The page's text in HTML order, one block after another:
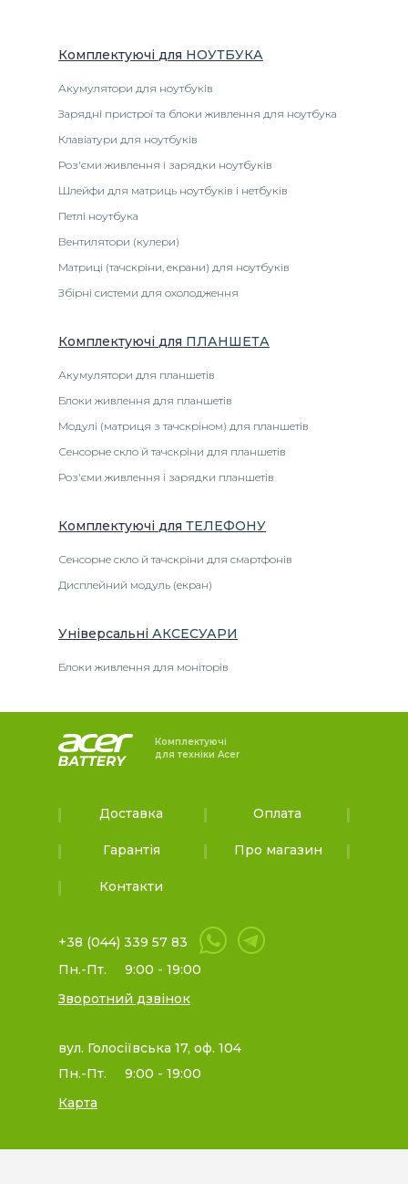
Комплектуючі для НОУТБУКА
Акумулятори для ноутбуків
Зарядні пристрої та блоки живлення для ноутбука
Клавіатури для ноутбуків
Роз'єми живлення і зарядки ноутбуків
Шлейфи для матриць ноутбуків і нетбуків
Петлі ноутбука
Вентилятори (кулери)
Матриці (тачскріни, екрани) для ноутбуків
Збірні системи для охолодження
Комплектуючі для ПЛАНШЕТА
Акумулятори для планшетів
Блоки живлення для планшетів
Модулі (матриця з тачскріном) для планшетів
Сенсорне скло й тачскріни для планшетів
Роз'єми живлення і зарядки планшетів
Комплектуючі для ТЕЛЕФОНУ
Сенсорне скло й тачскріни для смартфонів
Дисплейний модуль (екран)
Універсальні АКСЕСУАРИ
Блоки живлення для моніторів
Комплектуючі
для техніки Acer
Доставка Оплата
Гарантія Про магазин
Контакти
+38 (044) 339 57 83
Пн.-Пт.
9:00 - 19:00
Зворотний дзвінок
вул. Голосіївська 17, оф. 104
Пн.-Пт.
9:00 - 19:00
Карта